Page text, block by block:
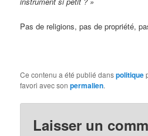
Pas de religions, pas de propriété,
Ce contenu a été publié danspolitique
favori avec sonpermalien.
Laisser un